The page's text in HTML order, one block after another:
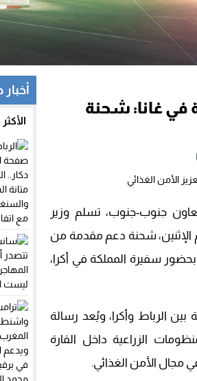
في غانا: شحنة
جنوب-جنوب، تسلم وزير
الإثنين، شحنة دعم مقدمة من
سفيرة المملكة في أكرا،
الرباط وأكرا، ويُعد رسالة
الزراعية داخل القارة
مجال الأمن الغذائي.
أخبار